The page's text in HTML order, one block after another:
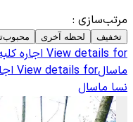
مرتب‌سازی :
تخفیف لحظه آخری
View details for اجاره
ماسالView details for
نسا ماسال